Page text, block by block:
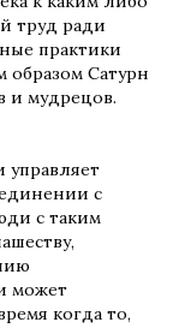
труд ради
практики
Сатурн
и мудрецов.
управляет
с
с таким
может
когда то,